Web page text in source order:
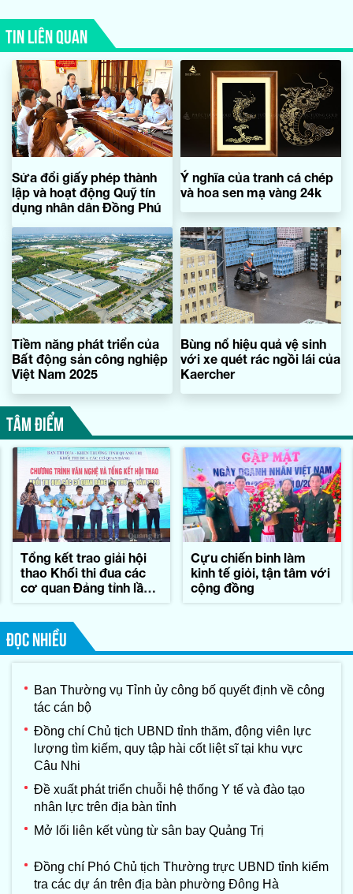
TIN LIÊN QUAN
Sửa đổi giấy phép thành
lập và hoạt động Quỹ tín
dụng nhân dân Đồng Phú
Ý nghĩa của tranh cá chép
và hoa sen mạ vàng 24k
Tiềm năng phát triển của
Bất động sản công nghiệp
Việt Nam 2025
Bùng nổ hiệu quả vệ sinh
với xe quét rác ngồi lái của
Kaercher
TÂM ĐIỂM
Tổng kết trao giải hội
thao Khối thi đua các
cơ quan Đảng tỉnh lần
Cựu chiến binh làm
kinh tế giỏi, tận tâm với
cộng đồng
ĐỌC NHIỀU
Ban Thường vụ Tỉnh ủy công bố quyết định về công
tác cán bộ
Đồng chí Chủ tịch UBND tỉnh thăm, động viên lực
lượng tìm kiếm, quy tập hài cốt liệt sĩ tại khu vực
Câu Nhi
Đề xuất phát triển chuỗi hệ thống Y tế và đào tạo
nhân lực trên địa bàn tỉnh
Mở lối liên kết vùng từ sân bay Quảng Trị
Đồng chí Phó Chủ tịch Thường trực UBND tỉnh kiểm
tra các dự án trên địa bàn phường Đông Hà